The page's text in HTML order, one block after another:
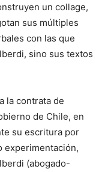
un collage,
sus múltiples
con las que
sino sus textos
la contrata de
de Chile, en
su escritura por
experimentación,
(abogado-